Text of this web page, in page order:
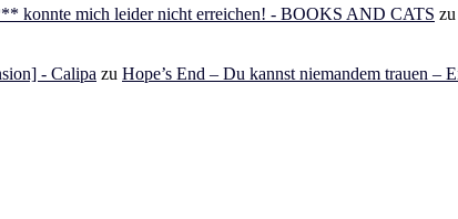
konnte mich leider nicht erreichen! - BOOKS AND CATS zu
- Calipa zu Hope’s End – Du kannst niemandem trauen –